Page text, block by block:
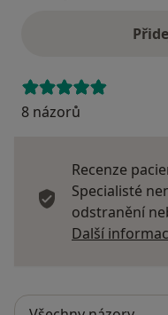
8 názorů
Recenze
Specialisté
odstranění
Další